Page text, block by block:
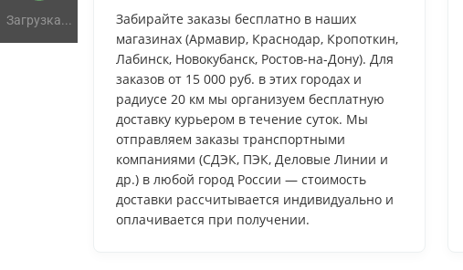
Загрузка...
Забирайте заказы бесплатно в наших
магазинах (Армавир, Краснодар, Кропоткин,
Лабинск, Новокубанск, Ростов-на-Дону). Для
заказов от 15 000 руб. в этих городах и
радиусе 20 км мы организуем бесплатную
доставку курьером в течение суток. Мы
отправляем заказы транспортными
компаниями (СДЭК, ПЭК, Деловые Линии и
др.) в любой город России — стоимость
доставки рассчитывается индивидуально и
оплачивается при получении.